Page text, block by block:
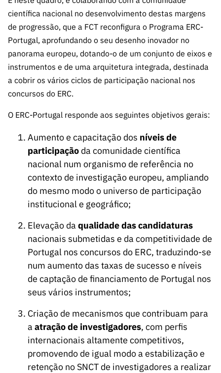
científica nacional no desenvolvimento destas margens
de progressão, que a FCT reconfigura o Programa ERC-
Portugal, aprofundando o seu desenho inovador no
panorama europeu, dotando-o de um conjunto de eixos e
instrumentos e de uma arquitetura integrada, destinada
a cobrir os vários ciclos de participação nacional nos
concursos do ERC.
O ERC-Portugal responde aos seguintes objetivos gerais:
Aumento e capacitação dos níveis de
participação da comunidade científica
nacional num organismo de referência no
contexto de investigação europeu, ampliando
do mesmo modo o universo de participação
institucional e geográfico;
Elevação daqualidade das candidaturas
nacionais submetidas e da competitividade de
Portugal nos concursos do ERC, traduzindo-se
num aumento das taxas de sucesso e níveis
de captação de financiamento de Portugal nos
seus vários instrumentos;
Criação de mecanismos que contribuam para
aatração de investigadores, com perfis
internacionais altamente competitivos,
promovendo de igual modo a estabilização e
retenção no SNCT de investigadores a realizar